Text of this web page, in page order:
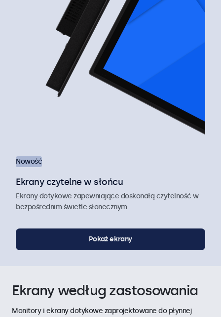
Nowość
Ekrany czytelne w słońcu
Ekrany dotykowe zapewniające doskonałą czytelność w
bezpośrednim świetle słonecznym
Pokaż ekrany
Ekrany według zastosowania
Monitory i ekrany dotykowe zaprojektowane do płynnej